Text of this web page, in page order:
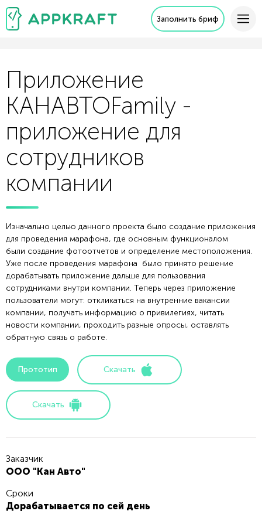
Заполнить бриф
Приложение
КАНАВТОFamily -
приложение для
сотрудников
компании
Изначально целью данного проекта было создание приложения
для проведения марафона, где основным функционалом
были создание фотоотчетов и определение местоположения.
Уже после проведения марафона было принято решение
дорабатывать приложение дальше для пользования
сотрудниками внутри компании. Теперь через приложение
пользователи могут: откликаться на внутренние вакансии
компании, получать информацию о привилегиях, читать
новости компании, проходить разные опросы, оставлять
обратную связь о работе.
Прототип Скачать
Скачать
Заказчик
ООО "Кан Авто"
Сроки
Дорабатывается по сей день